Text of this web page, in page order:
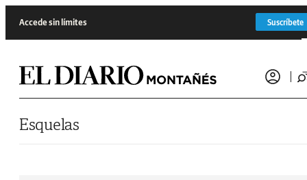
Accede sin límites Suscríbete
Esquelas